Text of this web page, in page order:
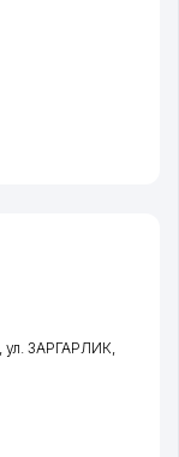
ул. ЗАРГАРЛИК